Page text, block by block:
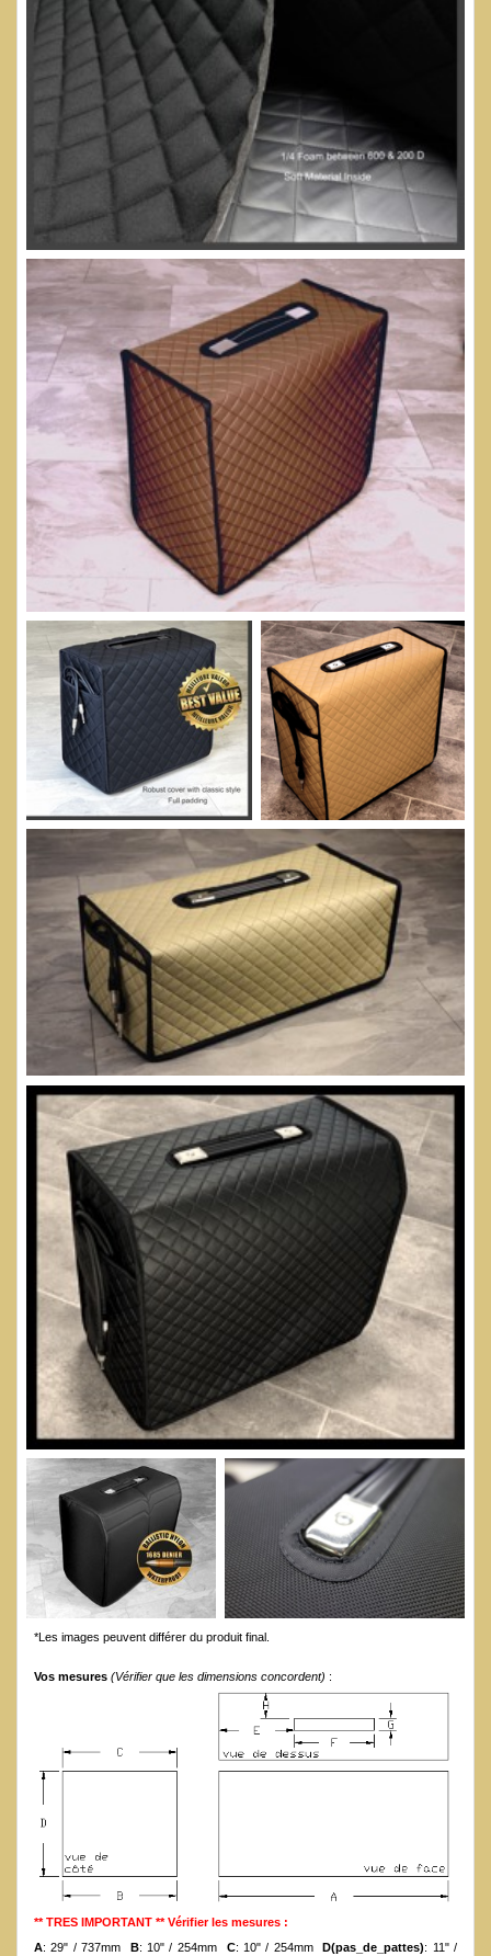
*Les images peuvent différer du produit final.
Vos mesures (Vérifier que les dimensions concordent) :
** TRES IMPORTANT ** Vérifier les mesures :
A: 29" / 737mm B: 10" / 254mm C: 10" / 254mm D(pas_de_pattes): 11" /